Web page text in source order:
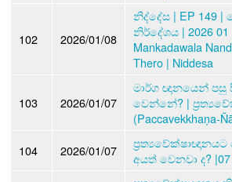
102 2026/01/08
නිද්දේස | EP 149 |
නිර්දේශය | 2026 01
Mankadawala
Thero | Niddesa
103 2026/01/07
මාර්ග ඥානයෙන්
වෙන්නේ? |
(Paccavekkhaṇa-
104 2026/01/07
අයත් වෙනවා ද? |07